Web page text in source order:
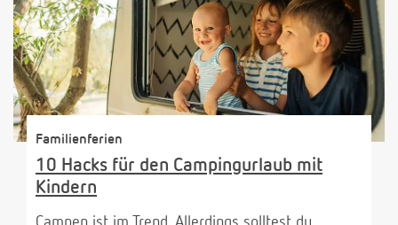
Familienferien
10 Hacks für den Campingurlaub mit
Kindern